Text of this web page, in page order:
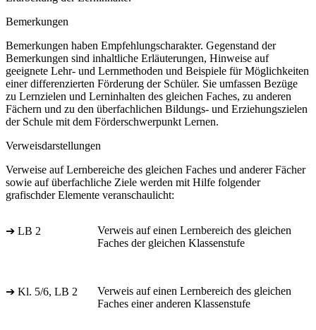
Bemerkungen
Bemerkungen haben Empfehlungscharakter. Gegenstand der
Bemerkungen sind inhaltliche Erläuterungen, Hinweise auf
geeignete Lehr- und Lernmethoden und Beispiele für Möglichkeiten
einer differenzierten Förderung der Schüler. Sie umfassen Bezüge
zu Lernzielen und Lerninhalten des gleichen Faches, zu anderen
Fächern und zu den überfachlichen Bildungs- und Erziehungszielen
der Schule mit dem Förderschwerpunkt Lernen.
Verweisdarstellungen
Verweise auf Lernbereiche des gleichen Faches und anderer Fächer
sowie auf überfachliche Ziele werden mit Hilfe folgender
grafischder Elemente veranschaulicht:
➔ LB 2
Verweis auf einen Lernbereich des gleichen
Faches der gleichen Klassenstufe
➔ Kl. 5/6, LB 2
Verweis auf einen Lernbereich des gleichen
Faches einer anderen Klassenstufe